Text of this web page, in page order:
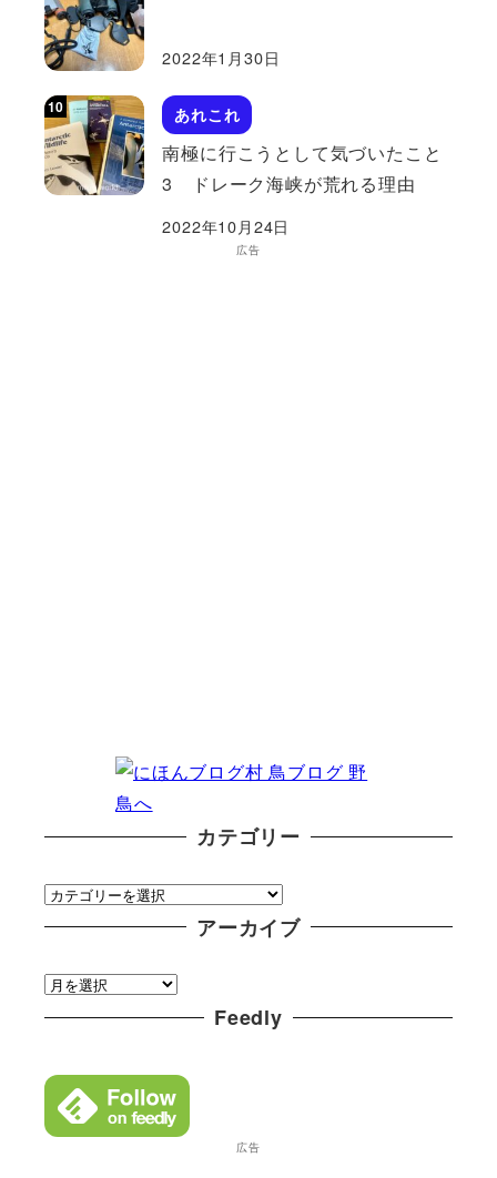
2022年1月30日
あれこれ
南極に行こうとして気づいたこと
3 ドレーク海峡が荒れる理由
2022年10月24日
広告
カテゴリー
カ
テ
リ
ー
アーカイブ
ア
ー
イ
ブ
Feedly
広告